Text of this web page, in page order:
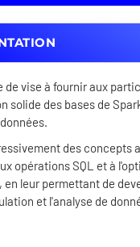
de vise à fournir aux
solide des bases de
des concepts
opérations SQL et à
en leur permettant de
et l'analyse de